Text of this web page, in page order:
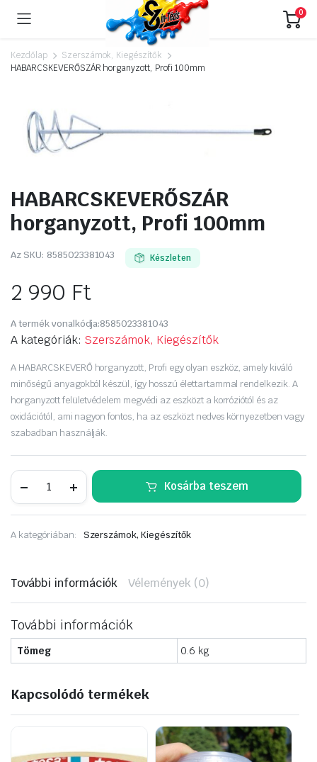
0
Kezdőlap
Szerszámok, Kiegészítők
HABARCSKEVERŐSZÁR horganyzott, Profi 100mm
HABARCSKEVERŐSZÁR
horganyzott, Profi 100mm
Az SKU: 8585023381043 Készleten
2 990 Ft
A termék vonalkódja:8585023381043
A kategóriák: Szerszámok, Kiegészítők
A HABARCSKEVERŐ horganyzott, Profi egy olyan eszköz, amely kiváló
minőségű anyagokból készül, így hosszú élettartammal rendelkezik. A
horganyzott felületvédelem megvédi az eszközt a korróziótól és az
oxidációtól, ami nagyon fontos, ha az eszközt nedves környezetben vagy
szabadban használják.
HABARCSKEVERŐSZÁR
horganyzott,
100mm
Kosárba teszem
A kategóriában: Szerszámok, Kiegészítők
További információk Vélemények (0)
További információk
Tömeg 0.6 kg
Kapcsolódó termékek